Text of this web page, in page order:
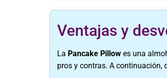
Ventajas y
La Pancake Pillow es una
pros y contras. A continuación,